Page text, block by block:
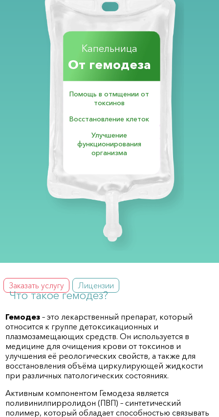
Капельница
От гемодеза
Помощь в отмщении от
токсинов
Восстановление клеток
Улучшение
функционирования
организма
Заказать услугу Лицензии
Что такое гемодез?
Гемодез – это лекарственный препарат, который
относится к группе детоксикационных и
плазмозамещающих средств. Он используется в
медицине для очищения крови от токсинов и
улучшения её реологических свойств, а также для
восстановления объёма циркулирующей жидкости
при различных патологических состояниях.
Активным компонентом Гемодеза является
поливинилпирролидон (ПВП) – синтетический
полимер, который обладает способностью связывать